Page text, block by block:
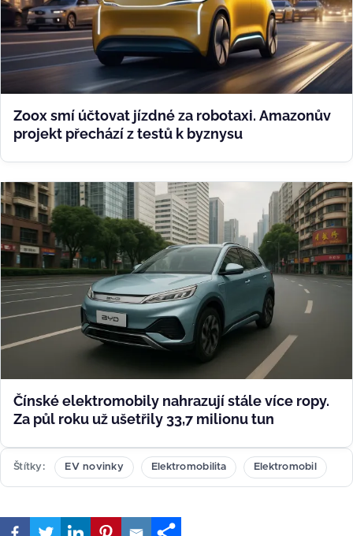
Zoox smí účtovat jízdné za robotaxi. Amazonův
projekt přechází z testů k byznysu
Čínské elektromobily nahrazují stále více ropy.
Za půl roku už ušetřily 33,7 milionu tun
Štítky EV novinky Elektromobilita Elektromobil